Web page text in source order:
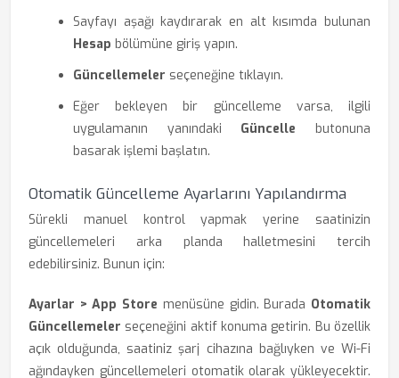
Sayfayı aşağı kaydırarak en alt kısımda bulunan
Hesap bölümüne giriş yapın.
Güncellemeler seçeneğine tıklayın.
Eğer bekleyen bir güncelleme varsa, ilgili
uygulamanın yanındaki Güncelle butonuna
basarak işlemi başlatın.
Otomatik Güncelleme Ayarlarını Yapılandırma
Sürekli manuel kontrol yapmak yerine saatinizin
güncellemeleri arka planda halletmesini tercih
edebilirsiniz. Bunun için:
Ayarlar > App Store menüsüne gidin. Burada Otomatik
Güncellemeler seçeneğini aktif konuma getirin. Bu özellik
açık olduğunda, saatiniz şarj cihazına bağlıyken ve Wi-Fi
ağındayken güncellemeleri otomatik olarak yükleyecektir.